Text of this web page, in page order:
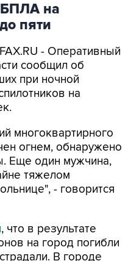
БПЛА на
пяти
- Оперативный
сообщил об
при ночной
на
многоквартирного
огнем, обнаружено
Еще один мужчина,
тяжелом
- говорится
, что в результате
на город погибли
В городе